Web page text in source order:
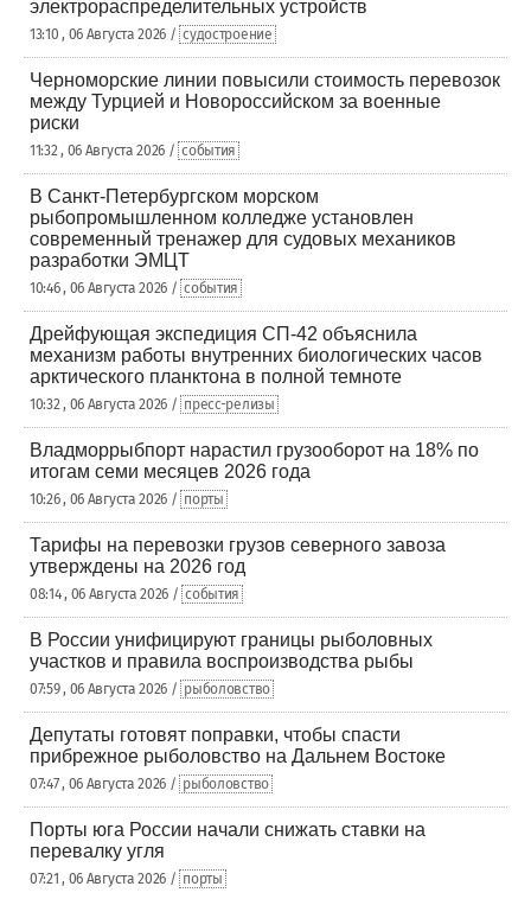
электрораспределительных устройств
13:10 , 06 Августа 2026 / судостроение
Черноморские линии повысили стоимость перевозок
между Турцией и Новороссийском за военные
риски
11:32 , 06 Августа 2026 / события
В Санкт-Петербургском морском
рыбопромышленном колледже установлен
современный тренажер для судовых механиков
разработки ЭМЦТ
10:46 , 06 Августа 2026 / события
Дрейфующая экспедиция СП-42 объяснила
механизм работы внутренних биологических часов
арктического планктона в полной темноте
10:32 , 06 Августа 2026 / пресс-релизы
Владморрыбпорт нарастил грузооборот на 18% по
итогам семи месяцев 2026 года
10:26 , 06 Августа 2026 / порты
Тарифы на перевозки грузов северного завоза
утверждены на 2026 год
08:14 , 06 Августа 2026 / события
В России унифицируют границы рыболовных
участков и правила воспроизводства рыбы
07:59 , 06 Августа 2026 / рыболовство
Депутаты готовят поправки, чтобы спасти
прибрежное рыболовство на Дальнем Востоке
07:47 , 06 Августа 2026 / рыболовство
Порты юга России начали снижать ставки на
перевалку угля
07:21 , 06 Августа 2026 / порты